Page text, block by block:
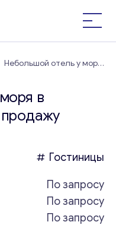
Небольшой отель у моря
в
Гостиницы
По запросу
По запросу
По запросу